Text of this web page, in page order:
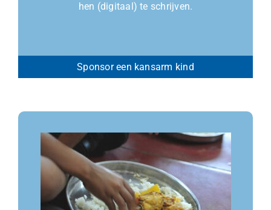
hen (digitaal) te schrijven.
Sponsor een kansarm kind